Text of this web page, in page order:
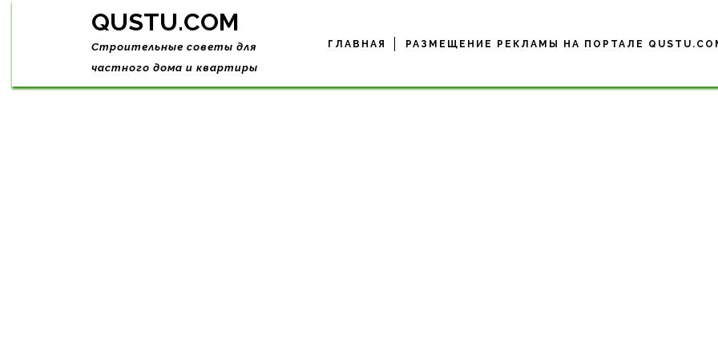
Skip
QUSTU.COM
Строительные советы для
частного дома и квартиры
ГЛАВНАЯ РАЗМЕЩЕНИЕ РЕКЛАМЫ НА ПОРТАЛЕ